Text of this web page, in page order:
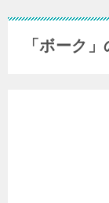
「ボーク